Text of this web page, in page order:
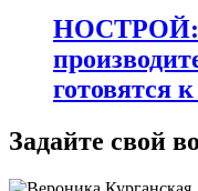
НОСТРОЙ:
готовятся
Задайте свой